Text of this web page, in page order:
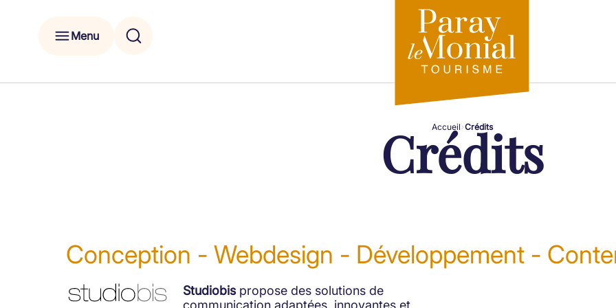
Menu
Accueil Crédits
Crédits
Conception - Webdesign - Développement -
Studiobispropose des solutions de
communication adaptées, innovantes et